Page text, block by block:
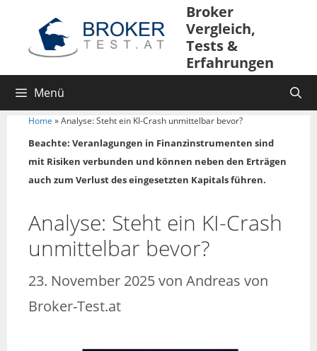
Broker
Vergleich,
Tests &
Erfahrungen
Menü
Home »Analyse: Steht ein KI-Crash unmittelbar bevor?
Beachte: Veranlagungen in Finanzinstrumenten sind
mit Risiken verbunden und können neben den Erträgen
auch zum Verlust des eingesetzten Kapitals führen.
Analyse: Steht ein KI-Crash
unmittelbar bevor?
23. November 2025von Andreas von
Broker-Test.at